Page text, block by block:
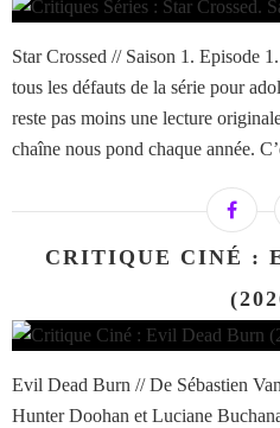
Star Crossed // Saison 1. Episode
tous les défauts de la série pour
reste pas moins une lecture
chaîne nous pond chaque année.
CRITIQUE CINÉ :
Evil Dead Burn // De Sébastien
Hunter Doohan et Luciane